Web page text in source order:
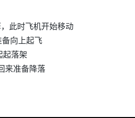
此时飞机开始移动
向上起飞
起落架
来准备降落